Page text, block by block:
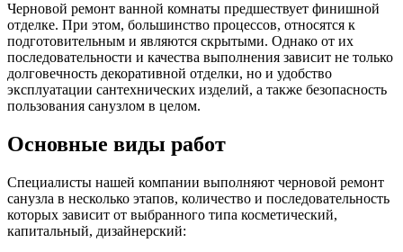
Черновой ремонт ванной комнаты предшествует финишной
отделке. При этом, большинство процессов, относятся к
подготовительным и являются скрытыми. Однако от их
последовательности и качества выполнения зависит не только
долговечность декоративной отделки, но и удобство
эксплуатации сантехнических изделий, а также безопасность
пользования санузлом в целом.
Основные виды работ
Специалисты нашей компании выполняют черновой ремонт
санузла в несколько этапов, количество и последовательность
которых зависит от выбранного типа косметический,
капитальный, дизайнерский: